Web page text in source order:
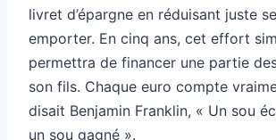
livret d’épargne en réduisant juste
emporter. En cinq ans, cet effort
permettra de financer une partie
son fils. Chaque euro compte
disait Benjamin Franklin, « Un sou
un sou gagné ».